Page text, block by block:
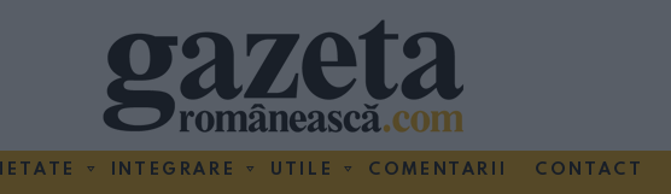
INTEGRARE UTILE COMENTARII CONTACT